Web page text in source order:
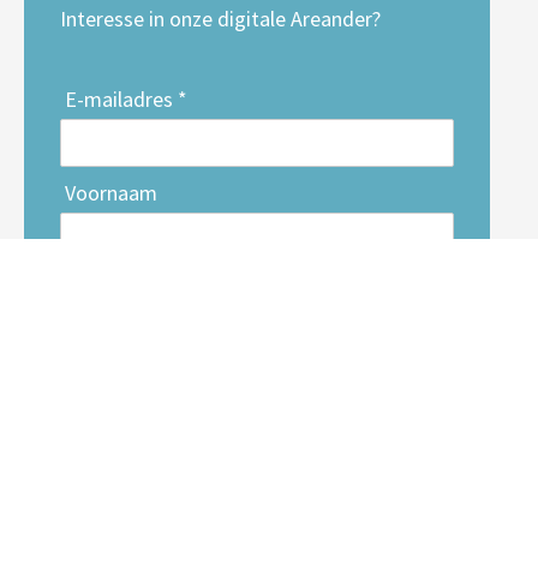
Interesse in onze digitale Areander?
E-mailadres *
Voornaam